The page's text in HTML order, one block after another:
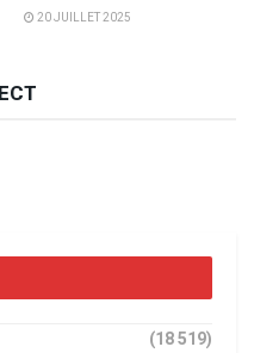
20 JUILLET 2025
(18 519)